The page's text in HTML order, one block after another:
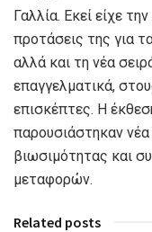
Γαλλία. Εκεί είχε
προτάσεις της για
αλλά και τη νέα
επαγγελματικά,
επισκέπτες. Η
παρουσιάστηκαν νέα
βιωσιμότητας και
μεταφορών.
Related posts